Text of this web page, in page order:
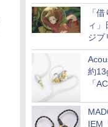
「
ィ
ジブ
約
「
IEM